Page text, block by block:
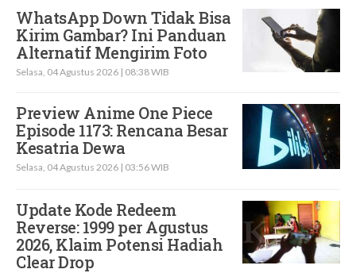
WhatsApp Down Tidak Bisa
Kirim Gambar? Ini Panduan
Alternatif Mengirim Foto
Selasa, 04 Agustus 2026 | 08:38 WIB
Preview Anime One Piece
Episode 1173: Rencana Besar
Kesatria Dewa
Selasa, 04 Agustus 2026 | 03:56 WIB
Update Kode Redeem
Reverse: 1999 per Agustus
2026, Klaim Potensi Hadiah
Clear Drop